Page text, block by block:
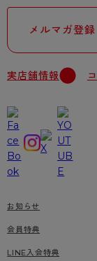
メルマガ登録
実店舗情報
お知らせ
会員特典
LINE入会特典